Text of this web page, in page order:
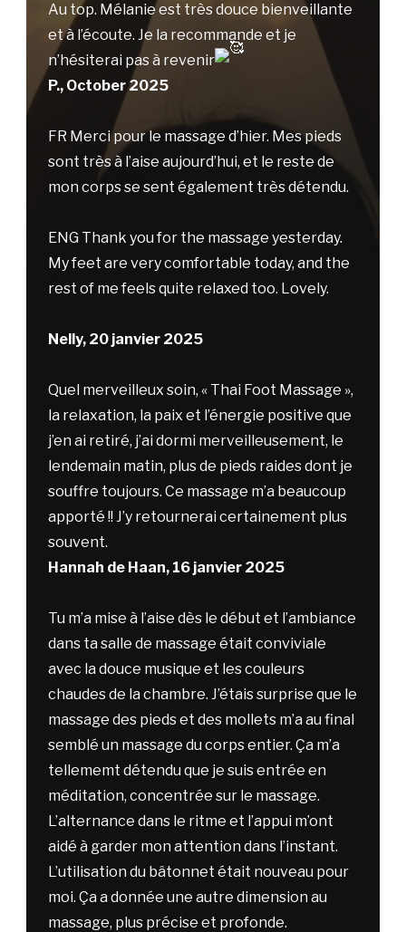
Au top. Mélanie est très douce bienveillante
et à l’écoute. Je la recommande et je
n’hésiterai pas à revenir
P., October 2025
FR Merci pour le massage d’hier. Mes pieds
sont très à l’aise aujourd’hui, et le reste de
mon corps se sent également très détendu.
ENG Thank you for the massage yesterday.
My feet are very comfortable today, and the
rest of me feels quite relaxed too. Lovely.
Nelly, 20 janvier 2025
Quel merveilleux soin, « Thai Foot Massage »,
la relaxation, la paix et l’énergie positive que
j’en ai retiré, j’ai dormi merveilleusement, le
lendemain matin, plus de pieds raides dont je
souffre toujours. Ce massage m’a beaucoup
apporté !! J’y retournerai certainement plus
souvent.
Hannah de Haan, 16 janvier 2025
Tu m’a mise à l’aise dès le début et l’ambiance
dans ta salle de massage était conviviale
avec la douce musique et les couleurs
chaudes de la chambre. J’étais surprise que le
massage des pieds et des mollets m’a au final
semblé un massage du corps entier. Ça m’a
tellememt détendu que je suis entrée en
méditation, concentrée sur le massage.
L’alternance dans le ritme et l’appui m’ont
aidé à garder mon attention dans l’instant.
L’utilisation du bâtonnet était nouveau pour
moi. Ça a donnée une autre dimension au
massage, plus précise et profonde.